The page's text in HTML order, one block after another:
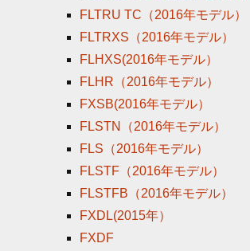
FLTRU TC（2016年モデル）
FLTRXS（2016年モデル）
FLHXS(2016年モデル）
FLHR（2016年モデル）
FXSB(2016年モデル）
FLSTN（2016年モデル）
FLS（2016年モデル）
FLSTF（2016年モデル）
FLSTFB（2016年モデル）
FXDL(2015年）
FXDF